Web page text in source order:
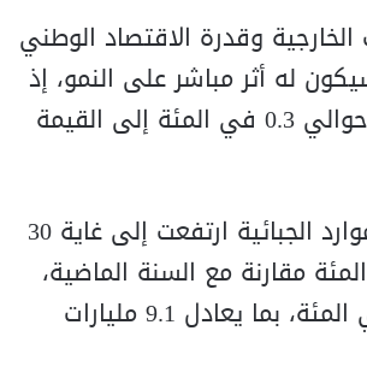
وقدرة الاقتصاد الوطني
له أثر مباشر على النمو، إذ
إن كل زيادة بـ20 مليون قنطار من الحبوب تضيف حوالي 0.3 في المئة إلى القيمة
وعلى صعيد المالية العمومية، كشف لقجع أن الموارد الجبائية ارتفعت إلى غاية 30
10.4 مليارات درهم، أي بزيادة 8.5 في المئة مقارنة مع السنة الماضية،
فيما سجلت الضريبة على الشركات ارتفاعاً بـ25 في المئة، بما يعادل 9.1 مليارات